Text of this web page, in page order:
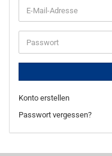
E-
Mail-
Adresse
Passwort
Konto erstellen
Passwort vergessen?